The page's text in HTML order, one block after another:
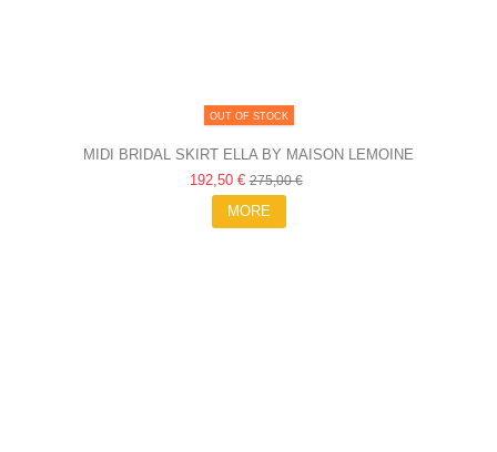
OUT OF STOCK
MIDI BRIDAL SKIRT ELLA BY MAISON LEMOINE
192,50 €275,00 €
MORE